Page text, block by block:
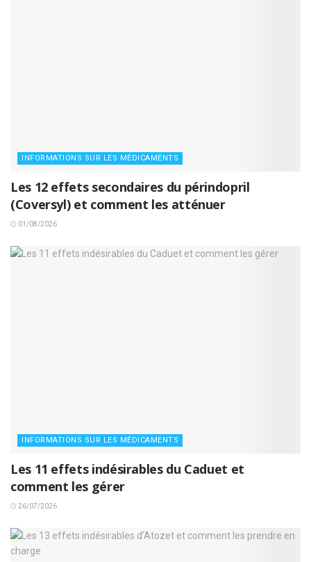
INFORMATIONS SUR LES MÉDICAMENTS
Les 12 effets secondaires du périndopril
(Coversyl) et comment les atténuer
01/08/2026
INFORMATIONS SUR LES MÉDICAMENTS
Les 11 effets indésirables du Caduet et
comment les gérer
26/07/2026